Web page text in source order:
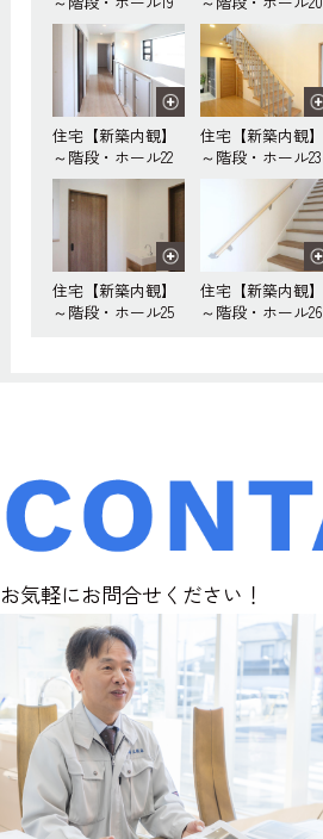
住宅【新築内観】
～階段・ホール22
住宅【新築内観】
～階段・ホール23
住宅【新築内観】
～階段・ホール25
住宅【新築内観】
～階段・ホール26
お気軽にお問合せください！